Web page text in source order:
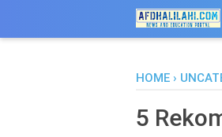
HOME ›
5